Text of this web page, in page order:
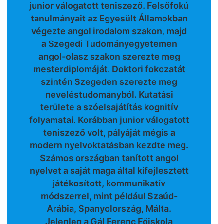
junior válogatott teniszező. Felsőfokú
tanulmányait az Egyesült Államokban
végezte angol irodalom szakon, majd
a Szegedi Tudományegyetemen
angol-olasz szakon szerezte meg
mesterdiplomáját. Doktori fokozatát
szintén Szegeden szerezte meg
neveléstudományból. Kutatási
területe a szóelsajátítás kognitív
folyamatai. Korábban junior válogatott
teniszező volt, pályáját mégis a
modern nyelvoktatásban kezdte meg.
Számos országban tanított angol
nyelvet a saját maga által kifejlesztett
játékosított, kommunikatív
módszerrel, mint például Szaúd-
Arábia, Spanyolország, Málta.
Jelenleg a Gál Ferenc Főiskola